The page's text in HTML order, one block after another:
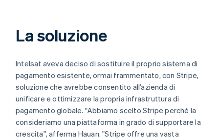
La soluzione
Intelsat aveva deciso di sostituire il proprio sistema di
pagamento esistente, ormai frammentato, con Stripe,
soluzione che avrebbe consentito all’azienda di
unificare e ottimizzare la propria infrastruttura di
pagamento globale. "Abbiamo scelto Stripe perché la
consideriamo una piattaforma in grado di supportare la
crescita", afferma Hauan. "Stripe offre una vasta